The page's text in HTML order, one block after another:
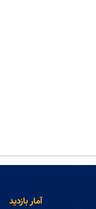
آمار بازدید